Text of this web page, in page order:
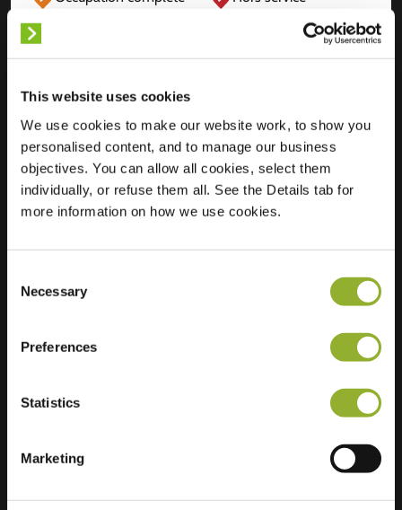
This website uses cookies
We use cookies to make our website work, to show you
personalised content, and to manage our business
objectives. You can allow all cookies, select them
individually, or refuse them all. See the Details tab for
more information on how we use cookies.
Selection
Necessary
Preferences
Statistics
Marketing
Localisation
Ceintuurbaan 9
7413 DA Deventer
Pays-Bas